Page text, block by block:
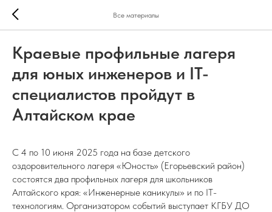
Все материалы
Краевые профильные лагеря
для юных инженеров и IT-
специалистов пройдут в
Алтайском крае
С 4 по 10 июня 2025 года на базе детского
оздоровительного лагеря «Юность» (Егорьевский район)
состоятся два профильных лагеря для школьников
Алтайского края: «Инженерные каникулы» и по IT-
технологиям. Организатором событий выступает КГБУ ДО